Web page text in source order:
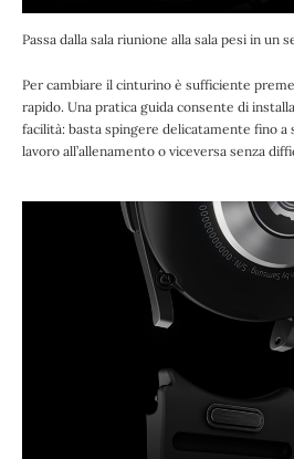
Passa dalla sala riunione alla sala pesi in un
Per cambiare il cinturino è sufficiente
rapido. Una pratica guida consente di
facilità: basta spingere delicatamente fino a
lavoro all’allenamento o viceversa senza